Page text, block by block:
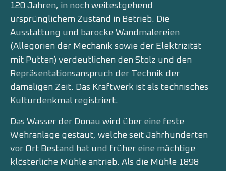
120 Jahren, in noch weitestgehend
ursprünglichem Zustand in Betrieb. Die
Ausstattung und barocke Wandmalereien
(Allegorien der Mechanik sowie der Elektrizität
mit Putten) verdeutlichen den Stolz und den
Repräsentationsanspruch der Technik der
damaligen Zeit. Das Kraftwerk ist als technisches
Kulturdenkmal registriert.
Das Wasser der Donau wird über eine feste
Wehranlage gestaut, welche seit Jahrhunderten
vor Ort Bestand hat und früher eine mächtige
klösterliche Mühle antrieb. Als die Mühle 1898